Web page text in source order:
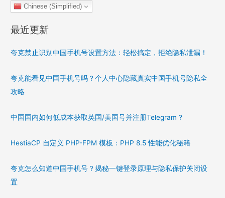
Chinese (Simplified)
最近更新
夸克禁止识别中国手机号设置方法：轻松搞定，拒绝隐私泄漏！
夸克能看见中国手机号吗？个人中心隐藏真实中国手机号隐私全
攻略
中国国内如何低成本获取英国/美国号并注册Telegram？
HestiaCP 自定义 PHP-FPM 模板：PHP 8.5 性能优化秘籍
夸克怎么知道中国手机号？揭秘一键登录原理与隐私保护关闭设
置